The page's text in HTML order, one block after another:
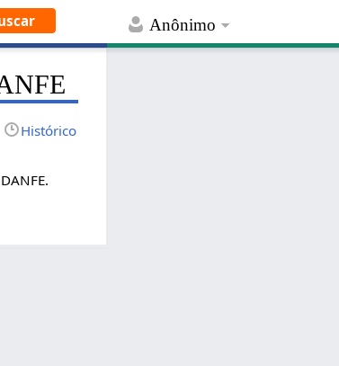
Anônimo
Histórico